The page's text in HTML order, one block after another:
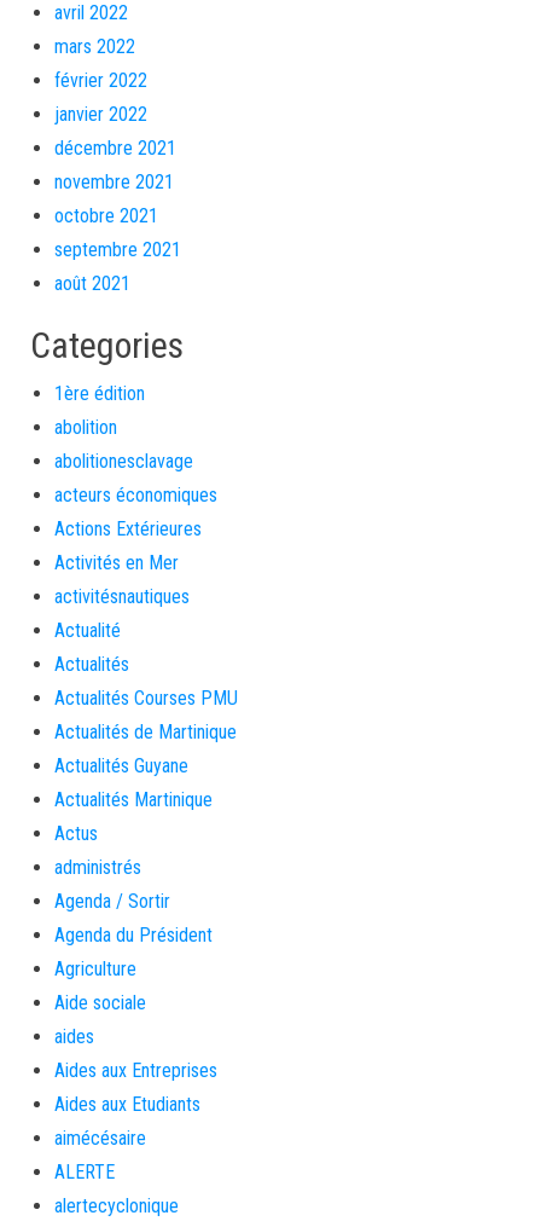
avril 2022
mars 2022
février 2022
janvier 2022
décembre 2021
novembre 2021
octobre 2021
septembre 2021
août 2021
Categories
1ère édition
abolition
abolitionesclavage
acteurs économiques
Actions Extérieures
Activités en Mer
activitésnautiques
Actualité
Actualités
Actualités Courses PMU
Actualités de Martinique
Actualités Guyane
Actualités Martinique
Actus
administrés
Agenda / Sortir
Agenda du Président
Agriculture
Aide sociale
aides
Aides aux Entreprises
Aides aux Etudiants
aimécésaire
ALERTE
alertecyclonique